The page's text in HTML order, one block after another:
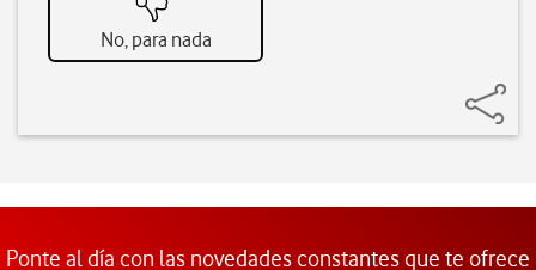
No, para nada
Ponte al día con las novedades constantes que te ofrece